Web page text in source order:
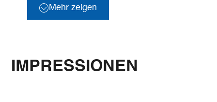
Mehr zeigen
IMPRESSIONEN